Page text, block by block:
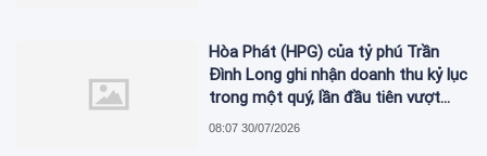
Hòa Phát (HPG) của tỷ phú Trần
Đình Long ghi nhận doanh thu kỷ lục
trong một quý, lần đầu tiên vượt
mức 2 tỷ USD
08:07 30/07/2026